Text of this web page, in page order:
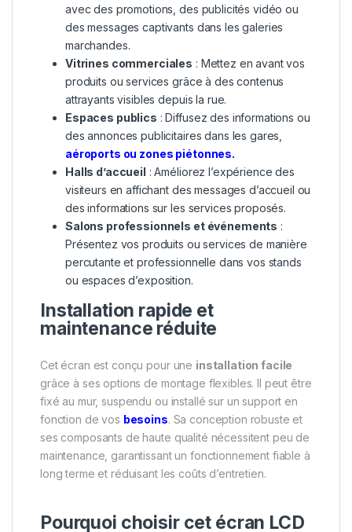
avec des promotions, des publicités vidéo ou
des messages captivants dans les galeries
marchandes.
Vitrines commerciales : Mettez en avant vos
produits ou services grâce à des contenus
attrayants visibles depuis la rue.
Espaces publics : Diffusez des informations ou
des annonces publicitaires dans les gares,
aéroports ou zones piétonnes.
Halls d’accueil : Améliorez l’expérience des
visiteurs en affichant des messages d’accueil ou
des informations sur les services proposés.
Salons professionnels et événements :
Présentez vos produits ou services de manière
percutante et professionnelle dans vos stands
ou espaces d’exposition.
Installation rapide et
maintenance réduite
Cet écran est conçu pour une installation facile
grâce à ses options de montage flexibles. Il peut être
fixé au mur, suspendu ou installé sur un support en
fonction de vos besoins. Sa conception robuste et
ses composants de haute qualité nécessitent peu de
maintenance, garantissant un fonctionnement fiable à
long terme et réduisant les coûts d’entretien.
Pourquoi choisir cet écran LCD